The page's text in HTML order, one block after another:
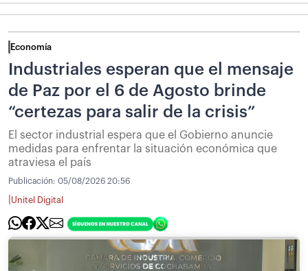
Economía
Industriales esperan que el mensaje
de Paz por el 6 de Agosto brinde
“certezas para salir de la crisis”
El sector industrial espera que el Gobierno anuncie
medidas para enfrentar la situación económica que
atraviesa el país
Publicación: 05/08/2026 20:56
Unitel Digital